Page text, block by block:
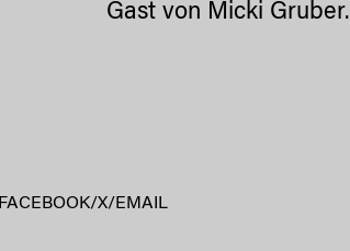
Gast von Micki Gruber.
FACEBOOK/X/ EMAIL